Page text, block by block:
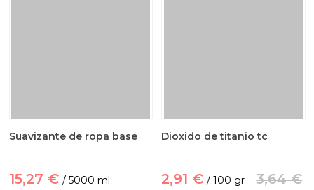
Suavizante de ropa base
15,27 € / 5000 ml
Dioxido de titanio tc
2,91 € / 100 gr 3,64 €